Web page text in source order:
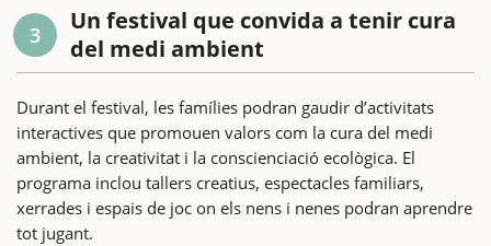
3
Un festival que convida a tenir cura
del medi ambient
Durant el festival, les famílies podran gaudir d’activitats
interactives que promouen valors com la cura del medi
ambient, la creativitat i la conscienciació ecològica. El
programa inclou tallers creatius, espectacles familiars,
xerrades i espais de joc on els nens i nenes podran aprendre
tot jugant.